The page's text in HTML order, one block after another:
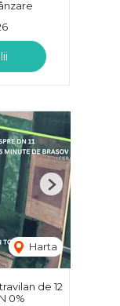
Harta
Next
de 12
0%